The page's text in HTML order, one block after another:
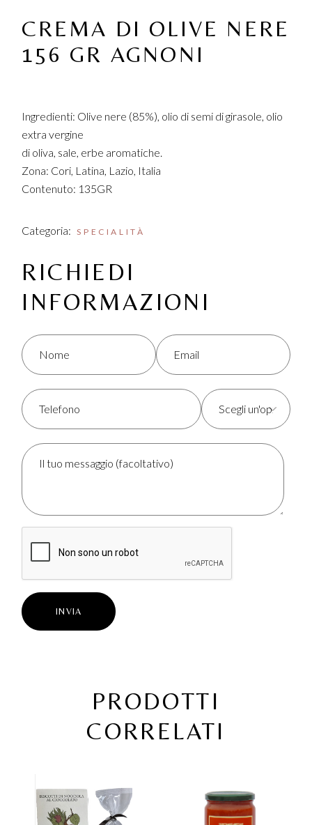
CREMA DI OLIVE NERE
156 GR AGNONI
Ingredienti: Olive nere (85%), olio di semi di girasole, olio
extra vergine
di oliva, sale, erbe aromatiche.
Zona: Cori, Latina, Lazio, Italia
Contenuto: 135GR
Categoria: SPECIALITÀ
RICHIEDI
INFORMAZIONI
INVIA
PRODOTTI
CORRELATI